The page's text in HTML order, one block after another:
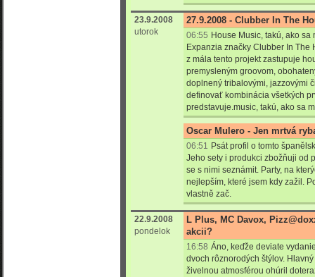
23.9.2008
utorok
27.9.2008 - Clubber In The
06:55 House Music, takú, ako
Expanzia značky Clubber In
z mála tento projekt zastupuje
premysleným groovom,
doplnený tribalovými, jazzovými
definovať kombinácia všetkých
predstavuje.music, takú, ako sa
Oscar Mulero - Jen mrtvá
06:51 Psát profil o tomto
Jeho sety i produkci zbožňuji od
se s nimi seznámit. Party, na
nejlepším, které jsem kdy zažil.
vlastně zač.
22.9.2008
pondelok
L Plus, MC Davox,
akcii?
16:58 Áno, keďže deviate
dvoch rôznorodých štýlov.
živelnou atmosférou ohúril